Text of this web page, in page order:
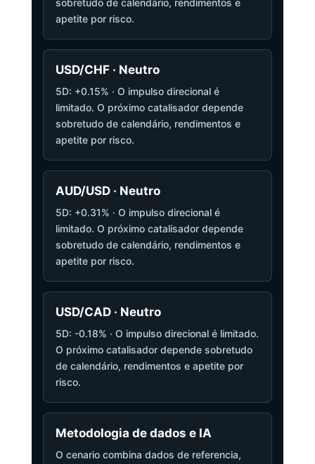
sobretudo de calendário, rendimentos e
apetite por risco.
USD/CHF · Neutro
5D: +0.15% · O impulso direcional é
limitado. O próximo catalisador depende
sobretudo de calendário, rendimentos e
apetite por risco.
AUD/USD · Neutro
5D: +0.31% · O impulso direcional é
limitado. O próximo catalisador depende
sobretudo de calendário, rendimentos e
apetite por risco.
USD/CAD · Neutro
5D: -0.18% · O impulso direcional é limitado.
O próximo catalisador depende sobretudo
de calendário, rendimentos e apetite por
risco.
Metodologia de dados e IA
O cenario combina dados de referencia,